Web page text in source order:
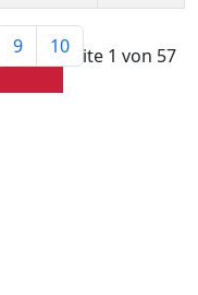
Seite 1 von 57
9 10